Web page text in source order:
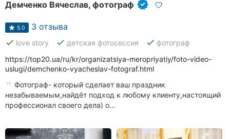
Демченко Вячеслав, фотограф
5.0 3 отзыва
done love story done детская фотосессия done фотограф
https://top20.ua/ru/kr/organizatsiya-meropriyatiy/foto-video-
uslugi/demchenko-vyacheslav-fotograf.html
Фотограф- который сделает ваш праздник
незабываемым,найдёт подход к любому клиенту,настоящий
профессионал своего дела) о...